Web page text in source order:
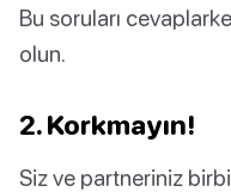
Bu soruları
olun.
2. Korkmayın!
Siz ve partneriniz